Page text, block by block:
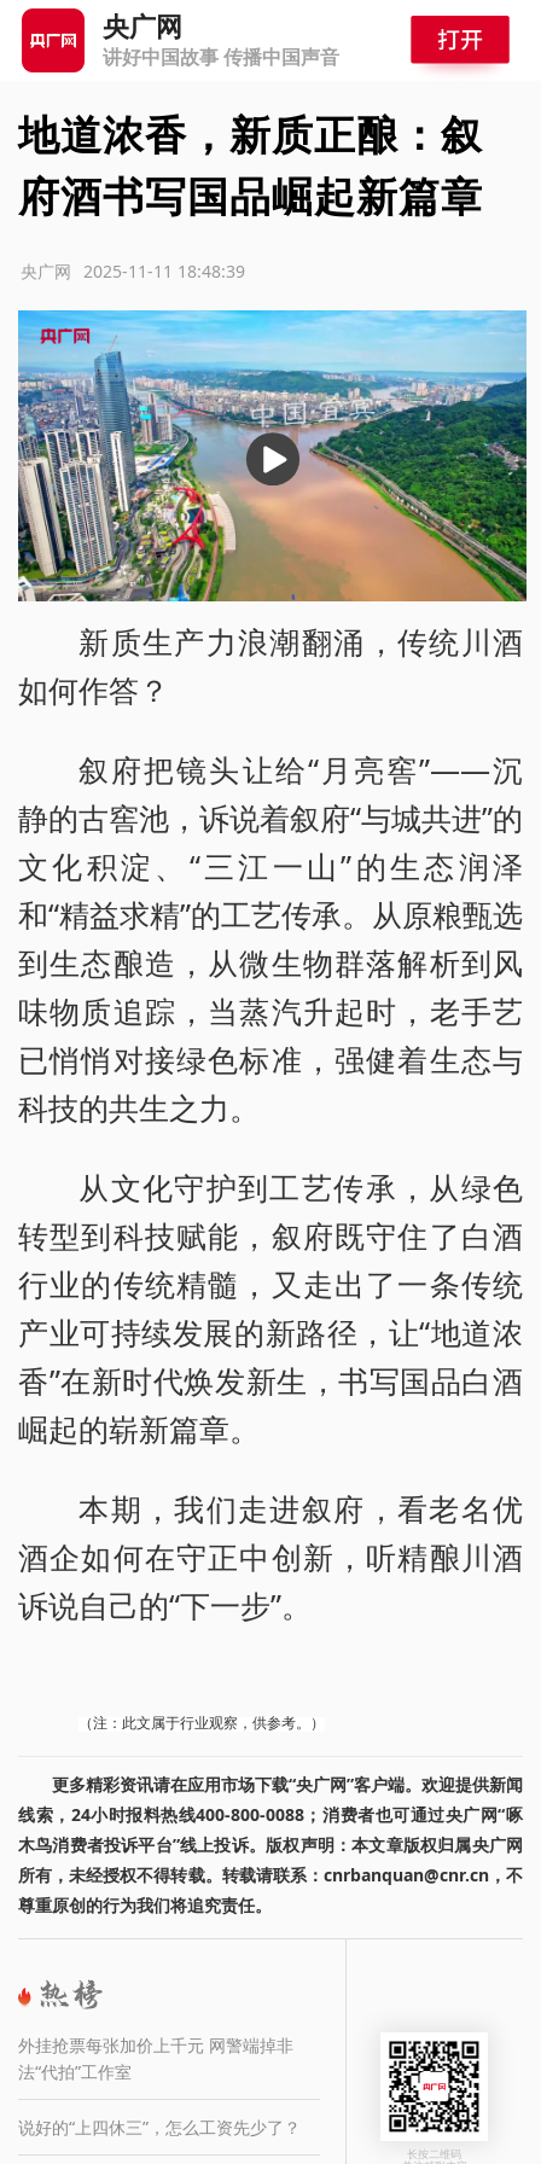
央广网
讲好中国故事 传播中国声音
地道浓香，新质正酿：叙
府酒书写国品崛起新篇章
2025-11-11 18:48:39
央广网
播
放
新质生产力浪潮翻涌，传统川酒
如何作答？
叙府把镜头让给“月亮窖”——沉
静的古窖池，诉说着叙府“与城共进”的
文化积淀、“三江一山”的生态润泽
和“精益求精”的工艺传承。从原粮甄选
到生态酿造，从微生物群落解析到风
味物质追踪，当蒸汽升起时，老手艺
已悄悄对接绿色标准，强健着生态与
科技的共生之力。
从文化守护到工艺传承，从绿色
转型到科技赋能，叙府既守住了白酒
行业的传统精髓，又走出了一条传统
产业可持续发展的新路径，让“地道浓
香”在新时代焕发新生，书写国品白酒
崛起的崭新篇章。
本期，我们走进叙府，看老名优
酒企如何在守正中创新，听精酿川酒
诉说自己的“下一步”。
（注：此文属于行业观察，供参考。）
更多精彩资讯请在应用市场下载“央广网”客户端。欢迎提供新闻
线索，24小时报料热线400-800-0088；消费者也可通过央广网“啄
木鸟消费者投诉平台”线上投诉。版权声明：本文章版权归属央广网
所有，未经授权不得转载。转载请联系：cnrbanquan@cnr.cn，不
尊重原创的行为我们将追究责任。
外挂抢票每张加价上千元 网警端掉非
法“代拍”工作室
说好的“上四休三”，怎么工资先少了？
长按二维码